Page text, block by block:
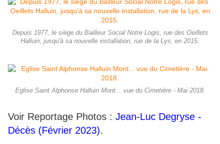
Depuis 1977, le siège du Bailleur Social Notre Logis, rue des Oeillets
Halluin, jusqu'à sa nouvelle installation, rue de la Lys, en 2015.
Eglise Saint Alphonse Halluin Mont... vue du Cimetière - Mai 2018.
Voir Reportage Photos : Jean-Luc Degryse -
Décès (Février 2023).